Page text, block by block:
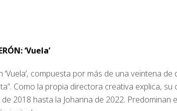
‘Vuela’
compuesta por más de una veintena
Como la propia directora creativa explica, su
2018 hasta la Johanna de 2022. Predominan